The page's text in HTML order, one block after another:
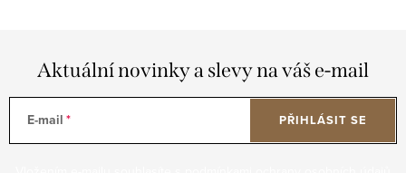
Aktuální novinky a slevy na váš e-mail
E-mail PŘIHLÁSIT SE